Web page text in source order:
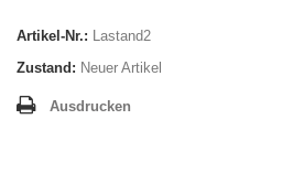
Artikel-Nr.: Lastand2
Zustand: Neuer Artikel
Ausdrucken